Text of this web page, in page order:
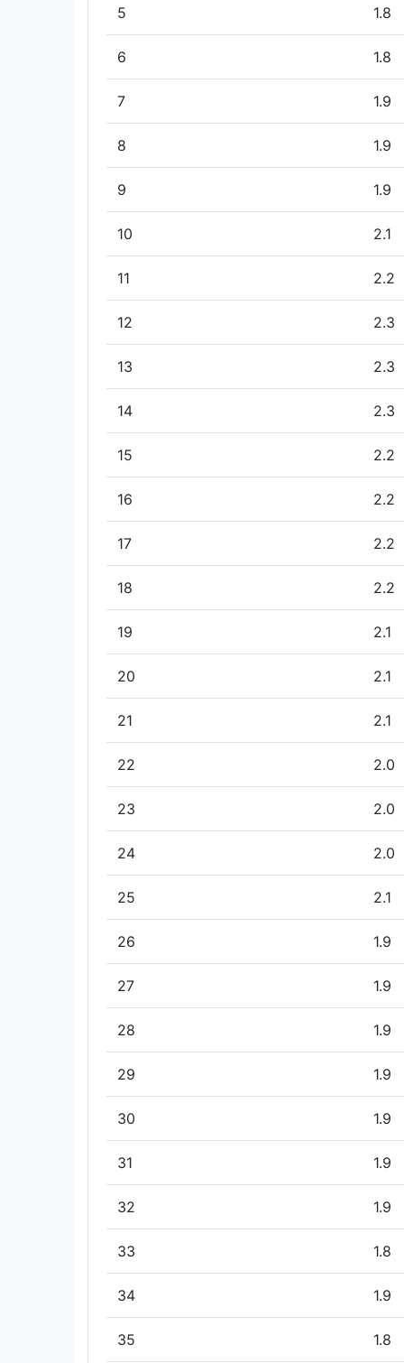
5 1.8
6 1.8
7 1.9
8 1.9
9 1.9
10 2.1
11 2.2
12 2.3
13 2.3
14 2.3
15 2.2
16 2.2
17 2.2
18 2.2
19 2.1
20 2.1
21 2.1
22 2.0
23 2.0
24 2.0
25 2.1
26 1.9
27 1.9
28 1.9
29 1.9
30 1.9
31 1.9
32 1.9
33 1.8
34 1.9
35 1.8